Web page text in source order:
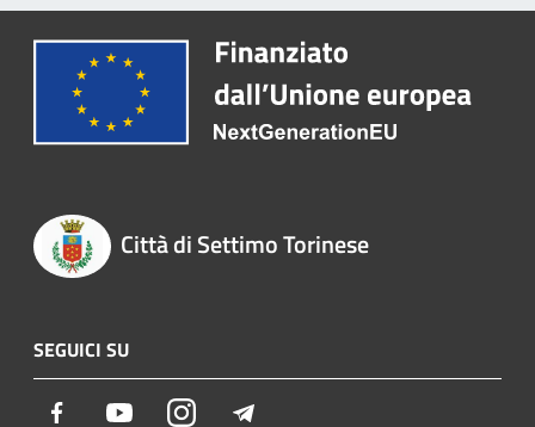
Città di Settimo Torinese
SEGUICI SU
Facebook YoutubeInstagram